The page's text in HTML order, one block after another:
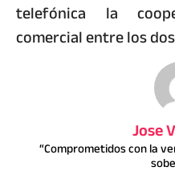
telefónica la
comercial entre los
Jose
“Comprometidos con la